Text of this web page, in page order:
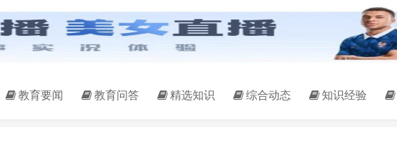
教育要闻 教育问答 精选知识 综合动态 知识经验